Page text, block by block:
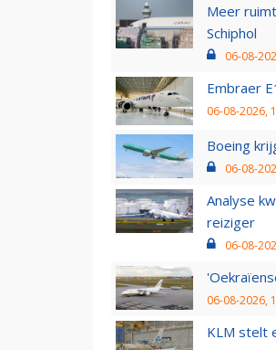
Meer
Schiphol
06-08-
Embraer
06-08-2026,
Boeing
06-08-
Analyse
reiziger
06-08-
06-08-2026,
KLM stelt